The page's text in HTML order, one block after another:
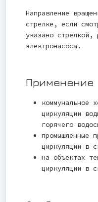
Направление
стрелке, если
указано стрелкой,
электронасоса.
Применение
коммунальное
циркуляции
горячего
промышленные
циркуляции в
на объектах
циркуляции в